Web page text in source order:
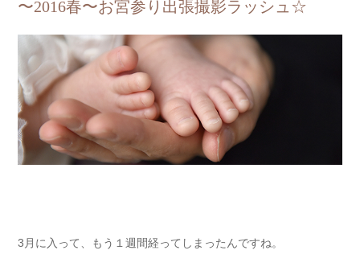
〜2016春〜お宮参り出張撮影ラッシュ☆
3月に入って、もう１週間経ってしまったんですね。